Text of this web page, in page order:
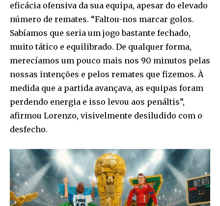
eficácia ofensiva da sua equipa, apesar do elevado
número de remates. “Faltou-nos marcar golos.
Sabíamos que seria um jogo bastante fechado,
muito tático e equilibrado. De qualquer forma,
merecíamos um pouco mais nos 90 minutos pelas
nossas intenções e pelos remates que fizemos. À
medida que a partida avançava, as equipas foram
perdendo energia e isso levou aos penáltis”,
afirmou Lorenzo, visivelmente desiludido com o
desfecho.